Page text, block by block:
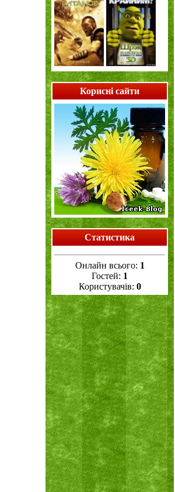
Корисні сайти
Статистика
Онлайн всього: 1
Гостей: 1
Користувачів: 0